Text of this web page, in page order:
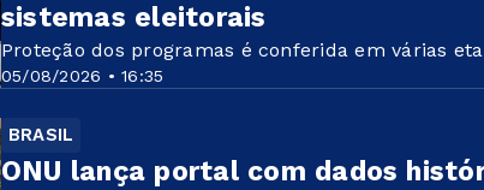
05/08/2026 • 16:35
sistemas eleitorais
Proteção dos programas é conferida em várias
BRASIL
ONU lança portal com dados